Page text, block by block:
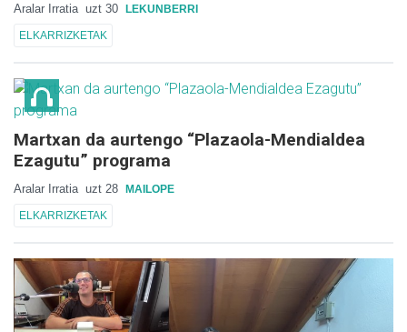
Aralar Irratia uzt 30 LEKUNBERRI
ELKARRIZKETAK
Martxan da aurtengo “Plazaola-Mendialdea
Ezagutu” programa
Aralar Irratia uzt 28 MAILOPE
ELKARRIZKETAK